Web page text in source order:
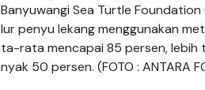
Sea Turtle
penyu lekang menggunakan
rata mencapai 85 persen,
50 persen. (FOTO : ANTARA